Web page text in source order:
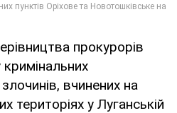
прокурорів
кримінальних
вчинених на
територіях у Луганській